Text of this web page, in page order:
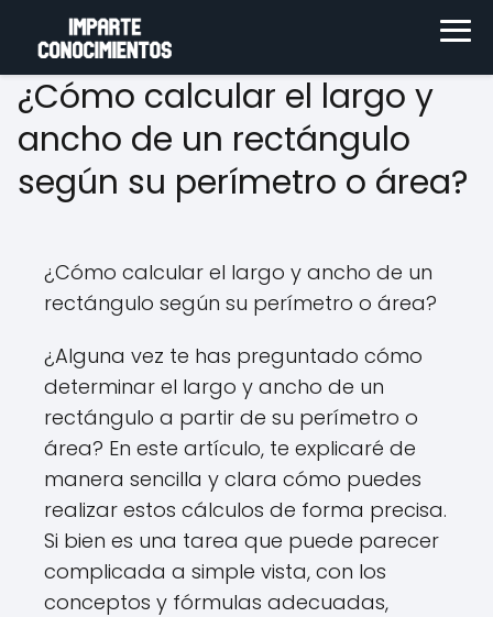
¿Cómo calcular el largo y
ancho de un rectángulo
según su perímetro o área?
¿Cómo calcular el largo y ancho de un
rectángulo según su perímetro o área?
¿Alguna vez te has preguntado cómo
determinar el largo y ancho de un
rectángulo a partir de su perímetro o
área? En este artículo, te explicaré de
manera sencilla y clara cómo puedes
realizar estos cálculos de forma precisa.
Si bien es una tarea que puede parecer
complicada a simple vista, con los
conceptos y fórmulas adecuadas,